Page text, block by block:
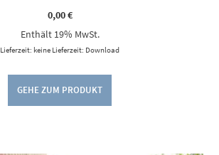
0,00€
Enthält 19% MwSt.
Lieferzeit: keine Lieferzeit: Download
GEHE ZUM PRODUKT